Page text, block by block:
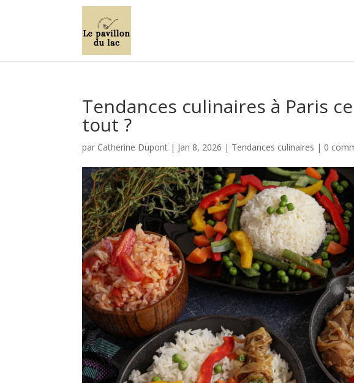
Tendances culinaires à Paris
tout ?
par Catherine Dupont | Jan 8, 2026 | Tendances culinaires | 0